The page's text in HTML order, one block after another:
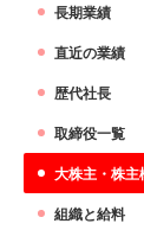
長期業績
直近の業績
歴代社長
取締役一覧
大株主・株主
組織と給料